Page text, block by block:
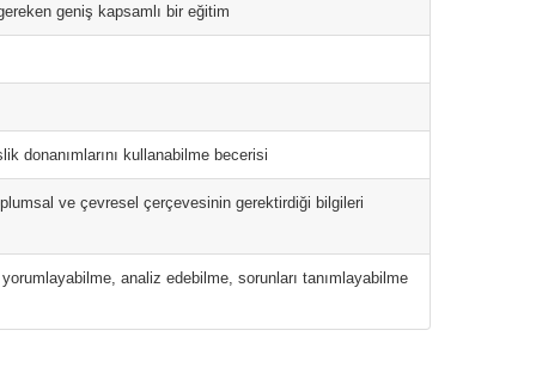
geniş kapsamlı bir eğitim
donanımlarını kullanabilme becerisi
ve çevresel çerçevesinin gerektirdiği bilgileri
analiz edebilme, sorunları tanımlayabilme